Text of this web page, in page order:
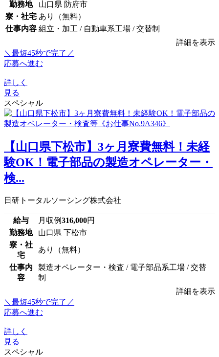
勤務地
山口県 防府市
寮・社宅 あり（無料）
仕事内容 組立・加工 / 自動車系工場 / 交替制
詳細を表示
＼最短45秒で完了／
応募へ進む
詳しく
見る
スペシャル
【山口県下松市】3ヶ月寮費無料！未経
験OK！電子部品の製造オペレーター・
検...
日研トータルソーシング株式会社
給与 月収例316,000円
勤務地
山口県 下松市
寮・社
宅
あり（無料）
仕事内
容
製造オペレーター・検査 / 電子部品系工場 / 交替
制
詳細を表示
＼最短45秒で完了／
応募へ進む
詳しく
見る
スペシャル